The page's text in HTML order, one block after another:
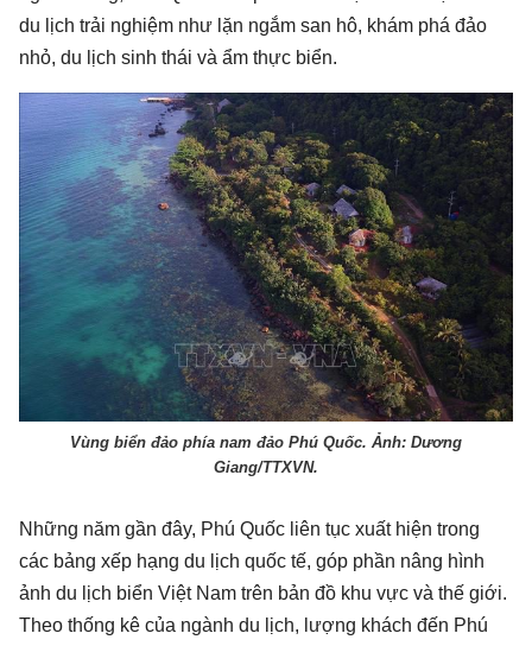
du lịch trải nghiệm như lặn ngắm san hô, khám phá đảo
nhỏ, du lịch sinh thái và ẩm thực biển.
Vùng biển đảo phía nam đảo Phú Quốc. Ảnh: Dương
Giang/TTXVN.
Những năm gần đây, Phú Quốc liên tục xuất hiện trong
các bảng xếp hạng du lịch quốc tế, góp phần nâng hình
ảnh du lịch biển Việt Nam trên bản đồ khu vực và thế giới.
Theo thống kê của ngành du lịch, lượng khách đến Phú